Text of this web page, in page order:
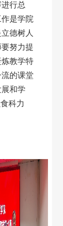
行总
是学院
德树人
努力提
教学特
的课堂
和学
科力